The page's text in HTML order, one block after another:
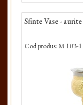
Sfinte Vase - aurite
Cod produs: M 103-